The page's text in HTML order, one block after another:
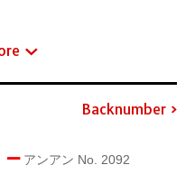
Backnumber
アンアン No. 2092